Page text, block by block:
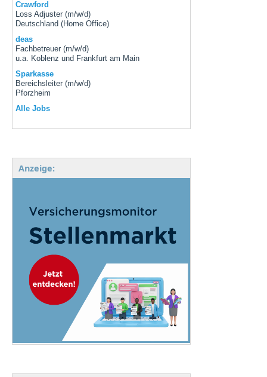
Crawford
Loss Adjuster (m/w/d)
Deutschland (Home Office)
deas
Fachbetreuer (m/w/d)
u.a. Koblenz und Frankfurt am Main
Sparkasse
Bereichsleiter (m/w/d)
Pforzheim
Alle Jobs
Anzeige: